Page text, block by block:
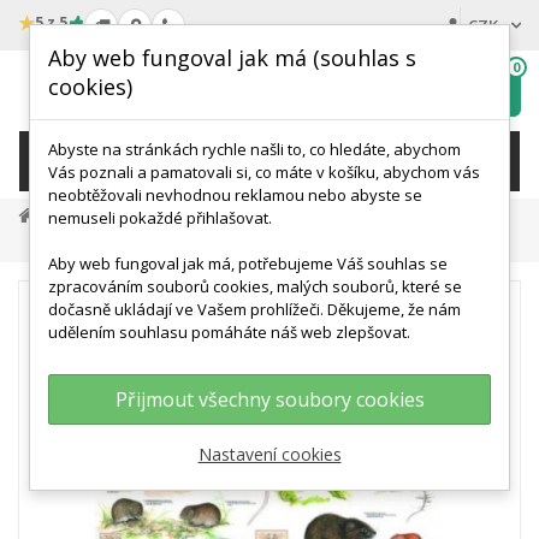
★5 z 5 CZK
wishlist
0
KATEGORIE
Výukové Plakáty A Knihy
Aby web fungoval jak má (souhlas s
cookies)
Abyste na stránkách rychle našli to, co hledáte, abychom
Vás poznali a pamatovali si, co máte v košíku, abychom vás
neobtěžovali nevhodnou reklamou nebo abyste se
nemuseli pokaždé přihlašovat.
Aby web fungoval jak má, potřebujeme Váš souhlas se
zpracováním souborů cookies, malých souborů, které se
dočasně ukládají ve Vašem prohlížeči. Děkujeme, že nám
udělením souhlasu pomáháte náš web zlepšovat.
Přijmout všechny soubory cookies
Nastavení cookies